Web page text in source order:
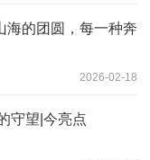
海的团圆，每一种奔
2026-02-18
守望|今亮点